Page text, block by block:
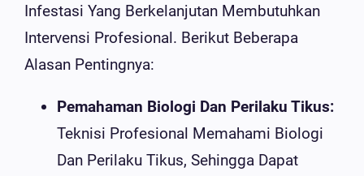
Infestasi Yang Berkelanjutan Membutuhkan
Intervensi Profesional. Berikut Beberapa
Alasan Pentingnya:
Pemahaman Biologi Dan Perilaku Tikus:
Teknisi Profesional Memahami Biologi
Dan Perilaku Tikus, Sehingga Dapat